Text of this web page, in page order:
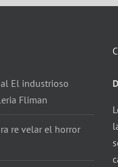
al El industrioso
Fliman
re velar el horror